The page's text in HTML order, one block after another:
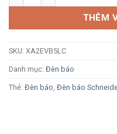
THÊM
SKU: XA2EVB5LC
Danh mục: Đèn báo
Thẻ: Đèn báo Đèn báo